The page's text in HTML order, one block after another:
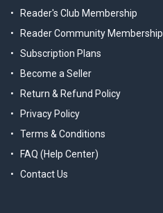
Reader's Club Membership
Reader Community Membership
Subscription Plans
Become a Seller
Return & Refund Policy
Privacy Policy
Terms & Conditions
FAQ (Help Center)
Contact Us